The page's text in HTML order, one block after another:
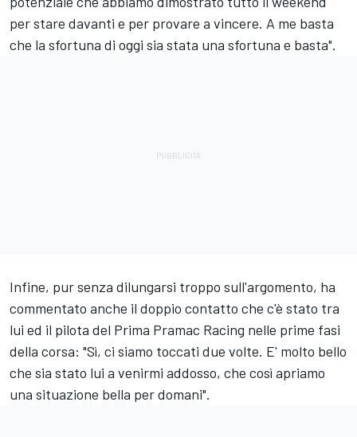
per stare davanti e per provare a vincere. A me basta
che la sfortuna di oggi sia stata una sfortuna e basta".
Infine, pur senza dilungarsi troppo sull'argomento, ha
commentato anche il doppio contatto che c'è stato tra
lui ed il pilota del Prima Pramac Racing nelle prime fasi
della corsa: "Sì, ci siamo toccati due volte. E' molto bello
che sia stato lui a venirmi addosso, che così apriamo
una situazione bella per domani".